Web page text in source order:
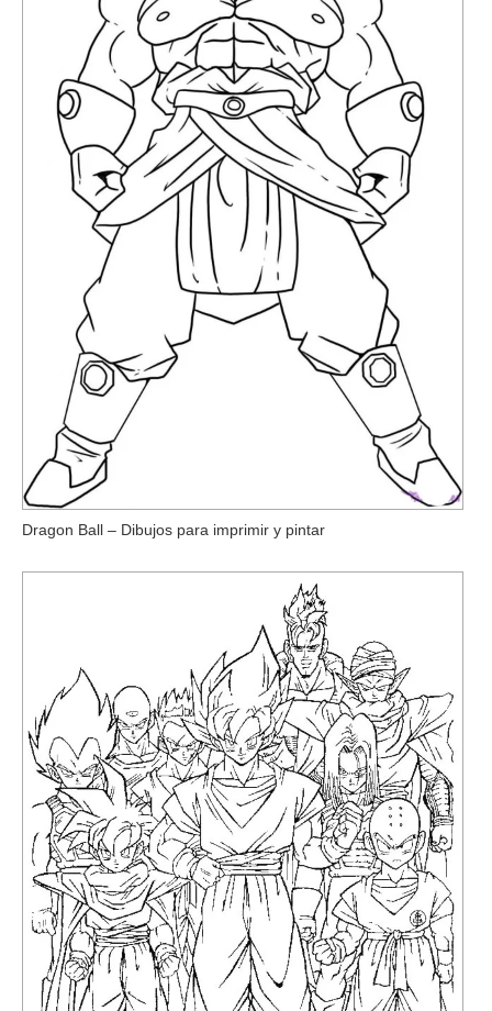
Dragon Ball – Dibujos para imprimir y pintar